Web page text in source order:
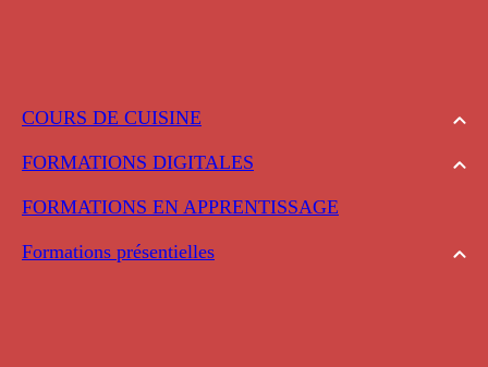
COURS DE CUISINE
FORMATIONS DIGITALES
FORMATIONS EN APPRENTISSAGE
Formations présentielles